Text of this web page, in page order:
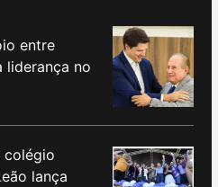
entre
liderança no
colégio
lança